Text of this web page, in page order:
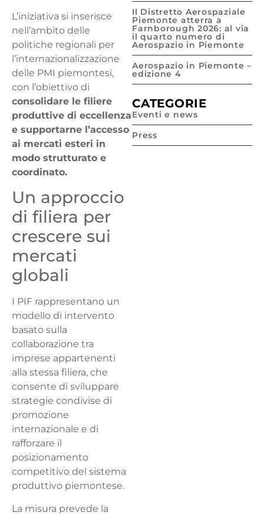
L’iniziativa si inserisce
nell’ambito delle
politiche regionali per
l’internazionalizzazione
delle PMI piemontesi,
con l’obiettivo di
consolidare le filiere
produttive di eccellenza
e supportarne l’accesso
ai mercati esteri in
modo strutturato e
coordinato.
Un approccio
di filiera per
crescere sui
mercati
globali
I PIF rappresentano un
modello di intervento
basato sulla
collaborazione tra
imprese appartenenti
alla stessa filiera, che
consente di sviluppare
strategie condivise di
promozione
internazionale e di
rafforzare il
posizionamento
competitivo del sistema
produttivo piemontese.
La misura prevede la
Il Distretto Aerospaziale
Piemonte atterra a
Farnborough 2026: al via
il quarto numero di
Aerospazio in Piemonte
Aerospazio in Piemonte –
edizione 4
CATEGORIE
Eventi e news
Press